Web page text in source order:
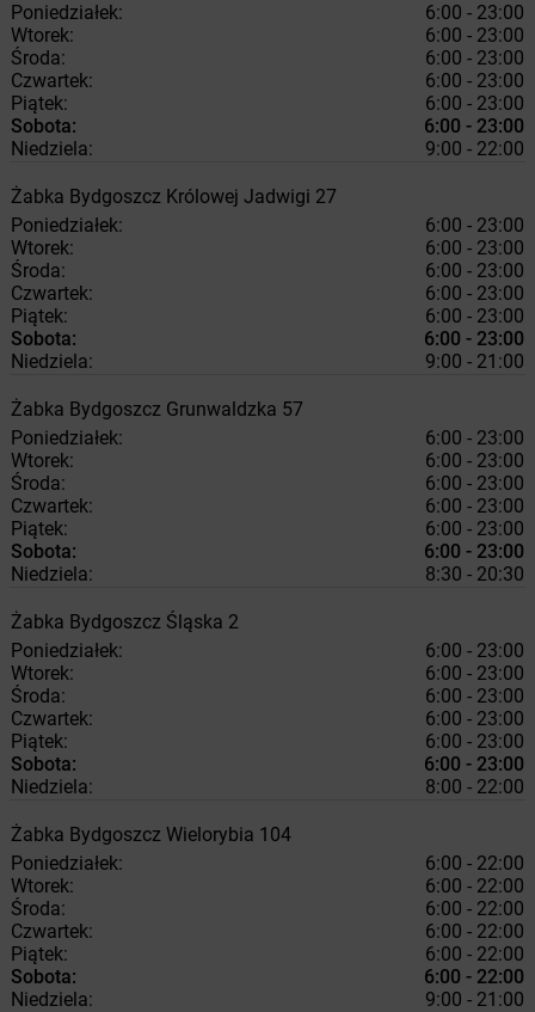
Poniedziałek:
6:00 - 23:00
Wtorek:
6:00 - 23:00
Środa:
6:00 - 23:00
Czwartek:
6:00 - 23:00
Piątek:
6:00 - 23:00
Sobota:
6:00 - 23:00
Niedziela:
9:00 - 22:00
Żabka Bydgoszcz Królowej Jadwigi 27
Poniedziałek:
6:00 - 23:00
Wtorek:
6:00 - 23:00
Środa:
6:00 - 23:00
Czwartek:
6:00 - 23:00
Piątek:
6:00 - 23:00
Sobota:
6:00 - 23:00
Niedziela:
9:00 - 21:00
Żabka Bydgoszcz Grunwaldzka 57
Poniedziałek:
6:00 - 23:00
Wtorek:
6:00 - 23:00
Środa:
6:00 - 23:00
Czwartek:
6:00 - 23:00
Piątek:
6:00 - 23:00
Sobota:
6:00 - 23:00
Niedziela:
8:30 - 20:30
Żabka Bydgoszcz Śląska 2
Poniedziałek:
6:00 - 23:00
Wtorek:
6:00 - 23:00
Środa:
6:00 - 23:00
Czwartek:
6:00 - 23:00
Piątek:
6:00 - 23:00
Sobota:
6:00 - 23:00
Niedziela:
8:00 - 22:00
Żabka Bydgoszcz Wielorybia 104
Poniedziałek:
6:00 - 22:00
Wtorek:
6:00 - 22:00
Środa:
6:00 - 22:00
Czwartek:
6:00 - 22:00
Piątek:
6:00 - 22:00
Sobota:
6:00 - 22:00
Niedziela:
9:00 - 21:00